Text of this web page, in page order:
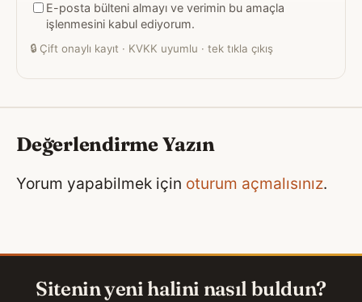
adresiniz
E-posta bülteni almayı ve verimin bu amaçla
işlenmesini kabul ediyorum.
🔒 Çift onaylı kayıt · KVKK uyumlu · tek tıkla çıkış
Değerlendirme Yazın
Yorum yapabilmek için oturum açmalısınız.
Sitenin yeni halini nasıl buldun?